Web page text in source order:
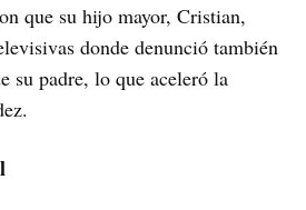
que su hijo mayor, Cristian,
donde denunció también
su padre, lo que aceleró la